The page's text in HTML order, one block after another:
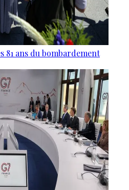
81 ans du bombardement